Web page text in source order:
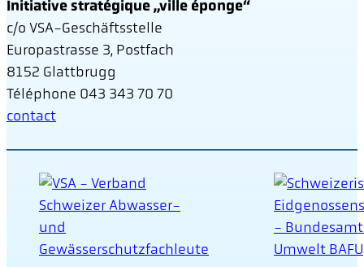
Initiative stratégique „ville éponge“
c/o VSA-Geschäftsstelle
Europastrasse 3, Postfach
8152 Glattbrugg
Téléphone 043 343 70 70
contact